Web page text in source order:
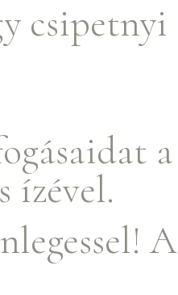
csipetnyi
a
ízével.
A